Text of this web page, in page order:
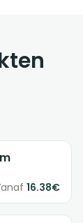
16.38€